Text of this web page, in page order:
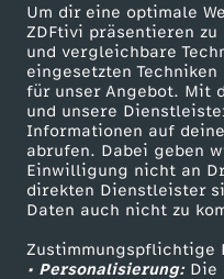
Um dir eine optimale
ZDFtivi präsentieren zu
und vergleichbare
eingesetzten
für unser Angebot. Mit
und unsere
Informationen auf
abrufen. Dabei geben
Einwilligung nicht an
direkten Dienstleister
Daten auch nicht zu
Zustimmungspflichtige
• Personalisierung:Die
l
a
n
d
s
Mehr ZDF
ZDF-Apps
Smart TV
ZDFtext
Livestreams